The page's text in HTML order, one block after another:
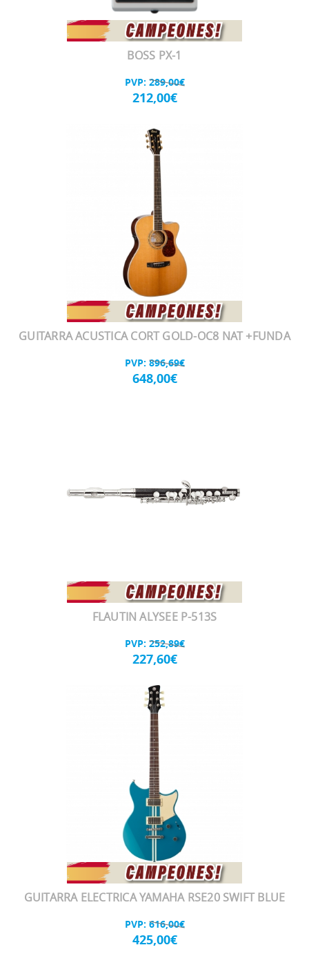
BOSS PX-1
PVP: 289,00€
212,00€
GUITARRA ACUSTICA CORT GOLD-OC8 NAT +FUNDA
PVP: 896,69€
648,00€
FLAUTIN ALYSEE P-513S
PVP: 252,89€
227,60€
GUITARRA ELECTRICA YAMAHA RSE20 SWIFT BLUE
PVP: 616,00€
425,00€